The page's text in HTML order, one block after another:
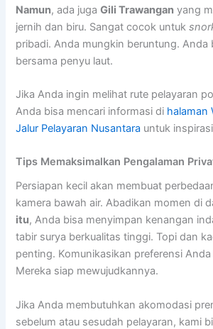
Namun, ada jugaGili Trawangan yang
jernih dan biru. Sangat cocok untuk
pribadi. Anda mungkin beruntung. Anda
bersama penyu laut.
Jika Anda ingin melihat rute pelayaran
Anda bisa mencari informasi di halaman
Jalur Pelayaran Nusantara untuk
Tips Memaksimalkan Pengalaman
Persiapan kecil akan membuat
kamera bawah air. Abadikan momen di
itu, Anda bisa menyimpan kenangan
tabir surya berkualitas tinggi. Topi dan
penting. Komunikasikan preferensi
Mereka siap mewujudkannya.
Jika Anda membutuhkan akomodasi
sebelum atau sesudah pelayaran, kami